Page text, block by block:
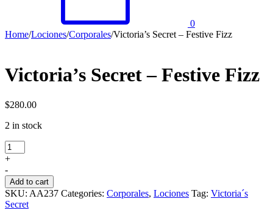
0
Home/Lociones/Corporales/Victoria’s Secret – Festive Fizz
Victoria’s Secret – Festive Fizz
$280.00
2 in stock
Victoria’s
Secret
Festive
Fizz
quantity
+
-
Add to cart
SKU: AA237 Categories: Corporales, Lociones Tag: Victoria´s
Secret